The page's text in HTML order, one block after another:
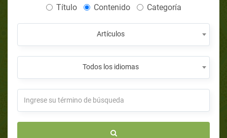
Título Contenido Categoría
Artículos
Todos los idiomas